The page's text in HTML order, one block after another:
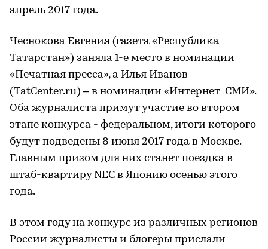
апрель 2017 года.
Чеснокова Евгения (газета «Республика
Татарстан») заняла 1-е место в номинации
«Печатная пресса», а Илья Иванов
(TatCenter.ru) – в номинации «Интернет-СМИ».
Оба журналиста примут участие во втором
этапе конкурса - федеральном, итоги которого
будут подведены 8 июня 2017 года в Москве.
Главным призом для них станет поездка в
штаб-квартиру NEC в Японию осенью этого
года.
В этом году на конкурс из различных регионов
России журналисты и блогеры прислали